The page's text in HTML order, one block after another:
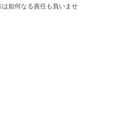
如何なる責任も負いませ